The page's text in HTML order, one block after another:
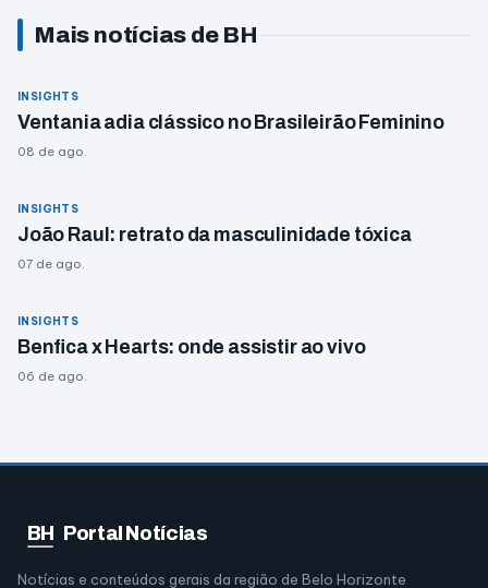
Mais notícias de BH
INSIGHTS
Ventania adia clássico no Brasileirão Feminino
08 de ago.
INSIGHTS
João Raul: retrato da masculinidade tóxica
07 de ago.
INSIGHTS
Benfica x Hearts: onde assistir ao vivo
06 de ago.
BH Portal Notícias
Notícias e conteúdos gerais da região de Belo Horizonte